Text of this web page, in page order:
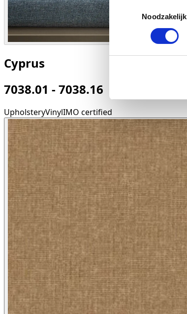
Toestemmingsselectie
Noodzakelijk
Cyprus
7038.01 - 7038.16
UpholsteryVinylIMO certified